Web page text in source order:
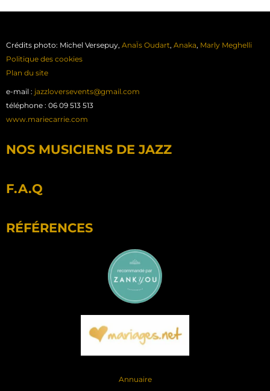
Crédits photo: Michel Versepuy, AnaÏs Oudart, Anaka, Marly Meghelli
Politique des cookies
Plan du site
e-mail : jazzloversevents@gmail.com
téléphone : 06 09 513 513
www.mariecarrie.com
NOS MUSICIENS DE JAZZ
F.A.Q
RÉFÉRENCES
Annuaire